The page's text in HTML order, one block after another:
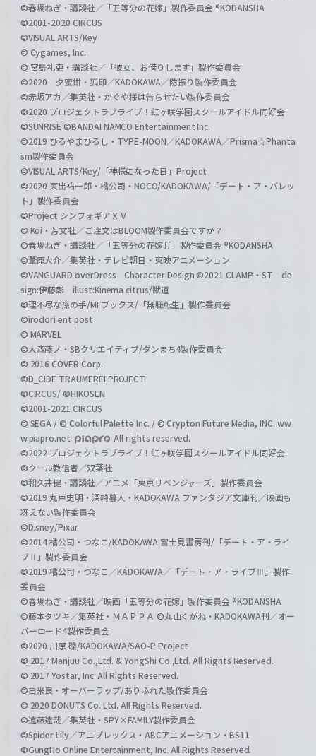
©春場ねぎ・講談社／「五等分の花嫁」製作委員会 ®KODANSHA
©2001-2020 CIRCUS
©VISUAL ARTS/Key
© Cygames, Inc.
© 宮島礼吏・講談社／「彼女、お借りします」製作委員会
©2020 夕蜜柑・狐印／KADOKAWA／防振り製作委員会
©赤坂アカ／集英社・かぐや様は告らせたい製作委員会
©2020 プロジェクトラブライブ！虹ヶ咲学園スクールアイドル同好会
©SUNRISE ©BANDAI NAMCO Entertainment Inc.
©2019 ひろやまひろし・TYPE-MOON／KADOKAWA／Prisma☆Phanta
sm製作委員会
©VISUAL ARTS/Key/「神様になった日」Project
©2020 東出祐一郎・橘公司・NOCO/KADOKAWA/「デート・ア・バレッ
ト」製作委員会
©Project シンフォギアＸＶ
© Koi・芳文社／ご注文はBLOOM製作委員会ですか？
©春場ねぎ・講談社／「五等分の花嫁∬」製作委員会 ®KODANSHA
©葦原大介／集英社・テレビ朝日・東映アニメーション
©VANGUARD overDress Character Design ©2021 CLAMP・ST de
sign:伊藤彰 illust:Kinema citrus/獣道
©理不尽な孫の手/MFブックス/「無職転生」製作委員会
©irodori ent post
© MARVEL
©大森藤ノ・SBクリエイティブ/ダンまち4製作委員会
© 2016 COVER Corp.
©D_CIDE TRAUMEREI PROJECT
©CIRCUS/ ©HIKOSEN
©2001-2021 CIRCUS
© SEGA / © Colorful Palette Inc. / © Crypton Future Media, INC. ww
w.piapro.net
All rights reserved.
©2022 プロジェクトラブライブ！虹ヶ咲学園スクールアイドル同好会
©クール教信者／双葉社
©和久井健・講談社／アニメ「東京リベンジャーズ」製作委員会
©2019 丸戸史明・深崎暮人・KADOKAWA ファンタジア文庫刊／映画も
冴えない製作委員会
©Disney/Pixar
©2014 橘公司・つなこ/KADOKAWA 富士見書房刊/「デート・ア・ライ
ブⅡ」製作委員会
©2019 橘公司・つなこ／KADOKAWA／「デート・ア・ライブⅢ」製作
委員会
©春場ねぎ・講談社／映画「五等分の花嫁」製作委員会 ®KODANSHA
©藤本タツキ／集英社・ＭＡＰＰＡ ©丸山くがね・KADOKAWA刊／オー
バーロード4製作委員会
©2020 川原 礫/KADOKAWA/SAO-P Project
© 2017 Manjuu Co.,Ltd. & YongShi Co.,Ltd. All Rights Reserved.
© 2017 Yostar, Inc. All Rights Reserved.
©白米良・オーバーラップ/ありふれた製作委員会
© 2020 DONUTS Co. Ltd. All Rights Reserved.
©遠藤達哉／集英社・SPY×FAMILY製作委員会
©Spider Lily／アニプレックス・ABCアニメーション・BS11
©GungHo Online Entertainment, Inc. All Rights Reserved.